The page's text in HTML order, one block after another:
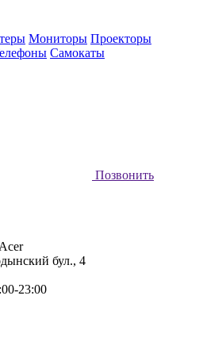
Мониторы Проекторы
Самокаты
Позвонить
бул., 4
23:00